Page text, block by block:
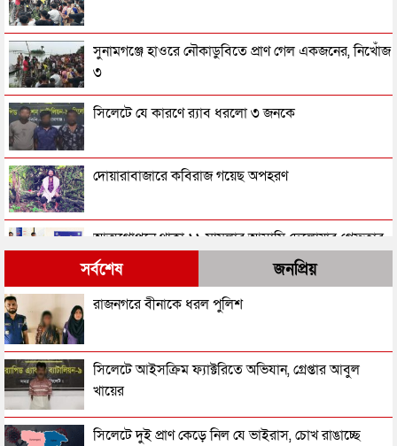
সুনামগঞ্জে হাওরে নৌকাডুবিতে প্রাণ গেল একজনের, নিখোঁজ
৩
সিলেটে যে কারণে র‌্যাব ধরলো ৩ জনকে
দোয়ারাবাজারে কবিরাজ গয়েছ অপহরণ
আত্মগোপনে থাকা ১১ মামলার আসামি দেলোয়ার গ্রেফতার
সুনামগঞ্জের হাওরপাড়ে টিকে থাকার লড়াই
দোয়ারাবাজারে খাল থেকে যুবকের লাশ উদ্ধার
খাদ্য গুদামের পাশ থেকে ৪ জনকে ধরল র‌্যাব
সর্বশেষ জনপ্রিয়
রাজনগরে বীনাকে ধরল পুলিশ
সিলেটে আইসক্রিম ফ্যাক্টরিতে অভিযান, গ্রেপ্তার আবুল
খায়ের
সিলেটে দুই প্রাণ কেড়ে নিল যে ভাইরাস, চোখ রাঙাচ্ছে